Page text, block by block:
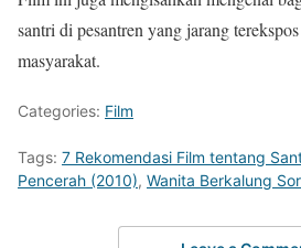
santri di pesantren yang jarang
masyarakat.
Categories: Film
Tags: 7 Rekomendasi Film tentang
Pencerah (2010), Wanita Berkalung